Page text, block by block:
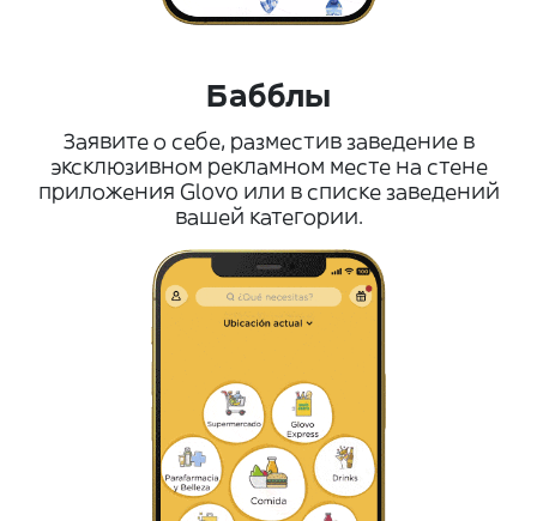
Бабблы
Заявите о себе, разместив заведение в
эксклюзивном рекламном месте на стене
приложения Glovo или в списке заведений
вашей категории.